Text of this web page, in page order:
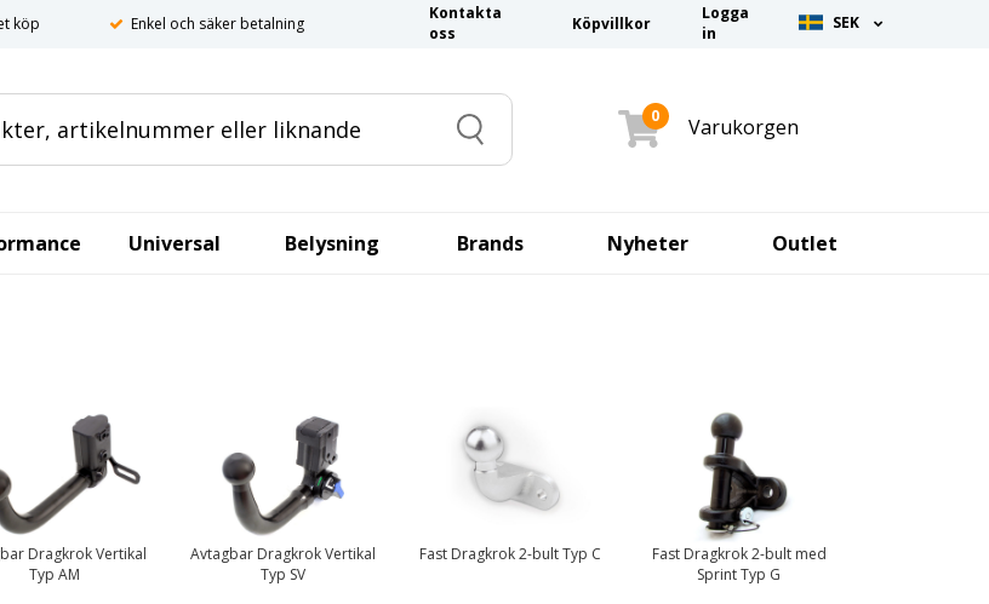
köp Enkel och säker betalning
Kontakta
oss
Köpvillkor
Logga
in
SEK
Search
0 Varukorgen
Universal Belysning Brands Nyheter Outlet
Dragkrok Vertikal
Typ AM
Avtagbar Dragkrok Vertikal
Typ SV
Fast Dragkrok 2-bult Typ C
Fast Dragkrok 2-bult med
Sprint Typ G